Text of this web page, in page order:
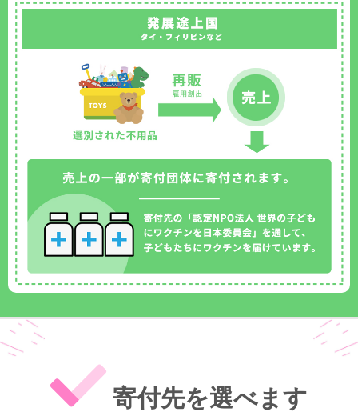
寄付先を選べます